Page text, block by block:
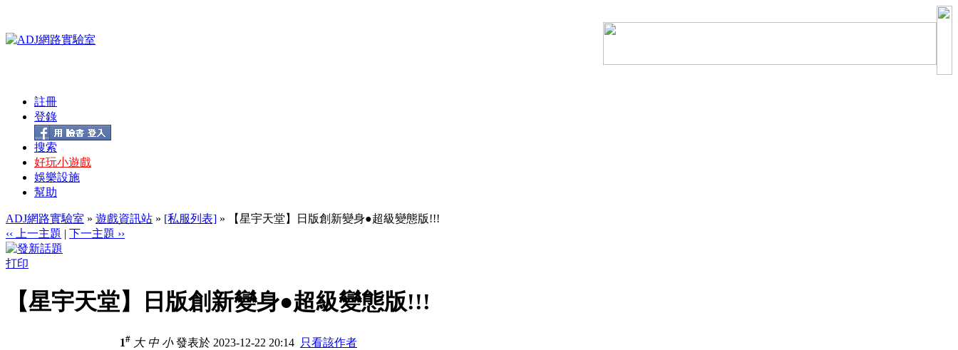
註冊
登錄
搜索
好玩小遊戲
娛樂設施
幫助
ADJ網路實驗室 » 遊戲資訊站 » [私服列表] » 【星宇天堂】日版創新變身●超級變態版!!!
‹‹ 上一主題 | 下一主題 ››
打印
【星宇天堂】日版創新變身●超級變態版!!!
1# 大 中 小發表於 2023-12-22 20:14 只看該作者